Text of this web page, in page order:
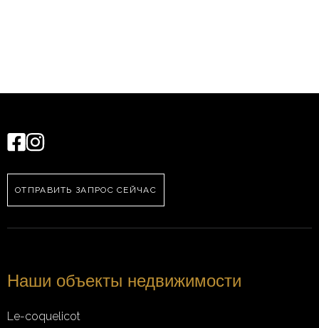
ОТПРАВИТЬ ЗАПРОС СЕЙЧАС
Наши объекты недвижимости
Le-coquelicot